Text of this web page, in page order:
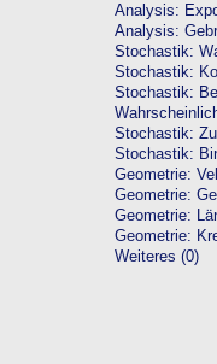
Analysis:
Analysis:
Stochastik:
Stochastik:
Stochastik:
Stochastik:
Stochastik:
Geometrie:
Geometrie:
Geometrie:
Geometrie:
Weiteres (0)